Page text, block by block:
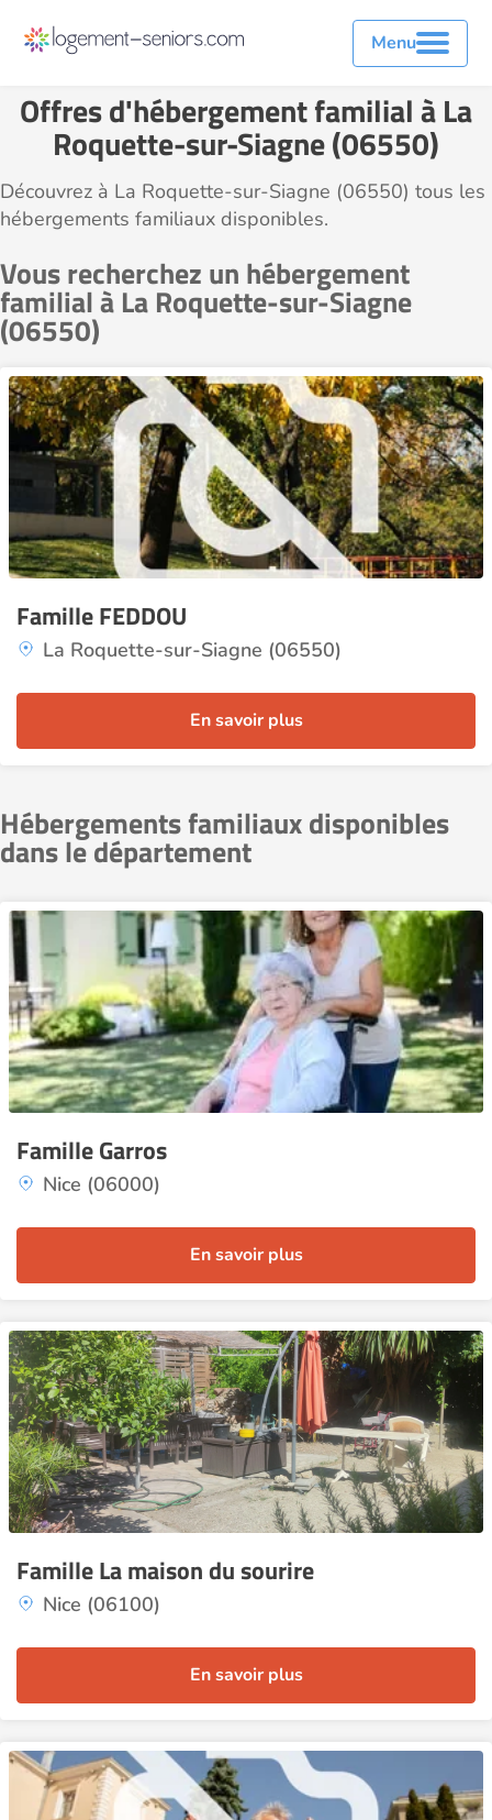
Menu
Offres d'hébergement familial à La
Roquette-sur-Siagne (06550)
Découvrez à La Roquette-sur-Siagne (06550) tous les
hébergements familiaux disponibles.
Vous recherchez un hébergement
familial à La Roquette-sur-Siagne
(06550)
Famille FEDDOU
La Roquette-sur-Siagne (06550)
En savoir plus
Hébergements familiaux disponibles
dans le département
Famille Garros
Nice (06000)
En savoir plus
Famille La maison du sourire
Nice (06100)
En savoir plus